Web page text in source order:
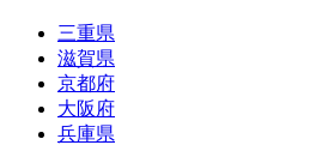
三重県
滋賀県
京都府
大阪府
兵庫県